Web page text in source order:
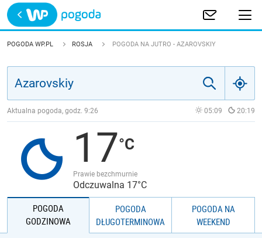
Trwa ładowanie
POLSKA
JAKOŚĆ POWIETRZA
POGODA WP.PL ROSJA POGODA NA JUTRO - AZAROVSKIY
Aktualna pogoda, godz. 9:26 05:09 20:19
17
Prawie bezchmurnie
Odczuwalna 17°C
POGODA
GODZINOWA
POGODA
DŁUGOTERMINOWA
POGODA NA
WEEKEND